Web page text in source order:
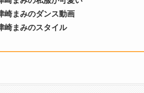
崎まみのダンス動画
崎まみのスタイル